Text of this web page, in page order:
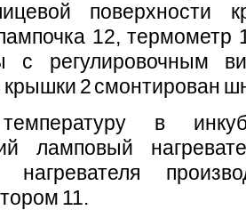
поверхности
12, термометр
с регулировоч­ным
крышки 2 смонтирован
в
лампо­вый
нагревателя
11.